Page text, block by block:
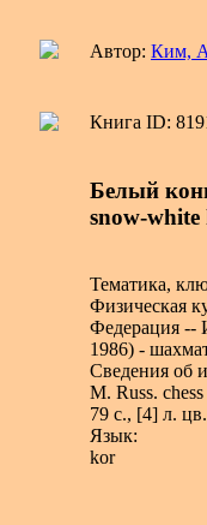
Автор: Ким,
Книга ID:
Белый
snow-
Тематика,
Физическая
Федерация --
1986) -
Сведения об
М. Russ.
79 с., [4] л.
Язык:
kor